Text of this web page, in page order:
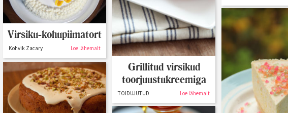
Grillitud virsikud
toorjuustukreemiga
TOIDUJUTUD Loe lähemalt
Virsiku-kohupiimatort
Kohvik Zacary Loe lähemalt